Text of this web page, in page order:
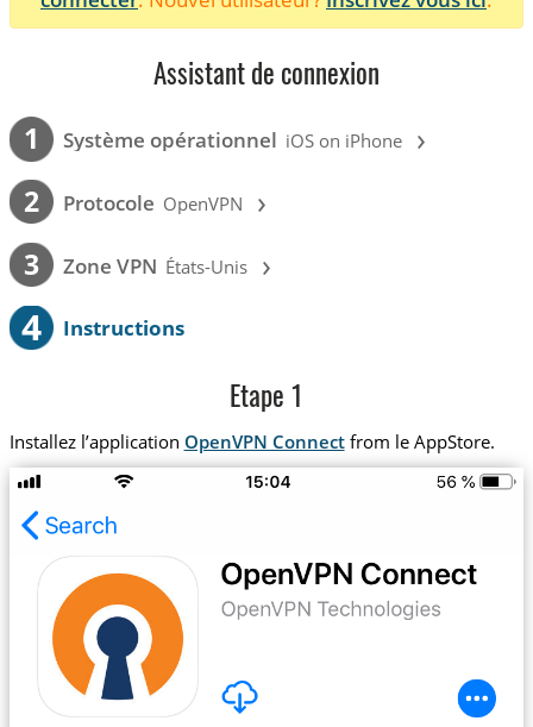
Assistant de connexion
1 Système opérationnel iOS on iPhone ›
2 Protocole OpenVPN ›
3 Zone VPN États-Unis ›
4 Instructions
Etape 1
Installez l’application OpenVPN Connectfrom le AppStore.